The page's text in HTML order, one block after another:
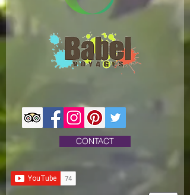
CONTACT